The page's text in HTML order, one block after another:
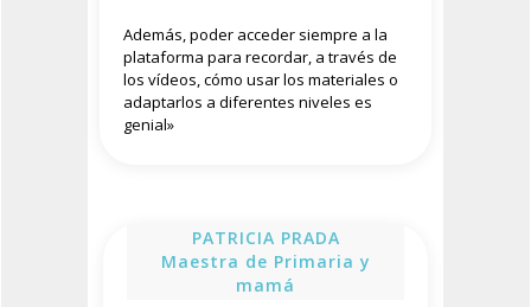
Además, poder acceder siempre a la
plataforma para recordar, a través de
los vídeos, cómo usar los materiales o
adaptarlos a diferentes niveles es
genial»
PATRICIA PRADA
Maestra de Primaria y
mamá